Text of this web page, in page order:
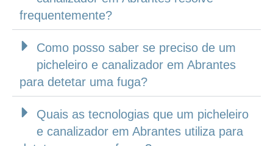
frequentemente?
Como posso saber se preciso de um
picheleiro e canalizador em Abrantes
para detetar uma fuga?
Quais as tecnologias que um picheleiro
e canalizador em Abrantes utiliza para